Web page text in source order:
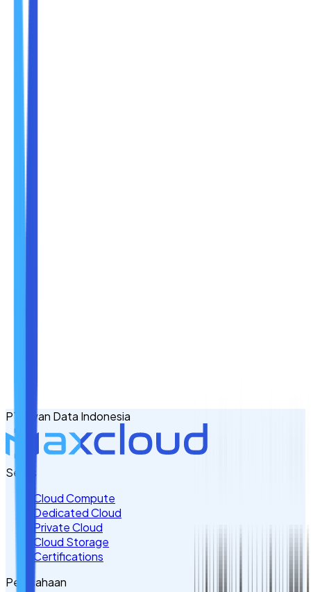
Tulis Kebutuhan Anda di Sini
PT Awan Data Indonesia
Servis
Cloud Compute
Dedicated Cloud
Private Cloud
Cloud Storage
Certifications
Perusahaan